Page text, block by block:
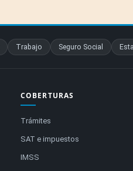
Trabajo Seguro Social
COBERTURAS
Trámites
SAT e impuestos
IMSS